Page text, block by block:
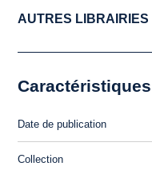
AUTRES LIBRAIRIES
Caractéristiques
Date de publication
Collection